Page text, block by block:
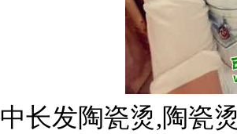
中长发陶瓷烫,陶瓷